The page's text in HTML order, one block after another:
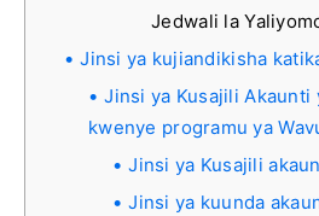
Jedwali la
Jinsi ya kujiandikisha
Jinsi ya Kusajili Akaunti
kwenye programu ya
Jinsi ya Kusajili
Jinsi ya kuunda